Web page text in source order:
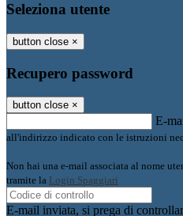
Seleziona utente
button close ×
Recupero password
button close ×
E-
all'indirizzo indicato con le istruzioni
Non hai una e-mail associata al nome
tramite la Login Spaggiari
E-mail inviata, si prega di